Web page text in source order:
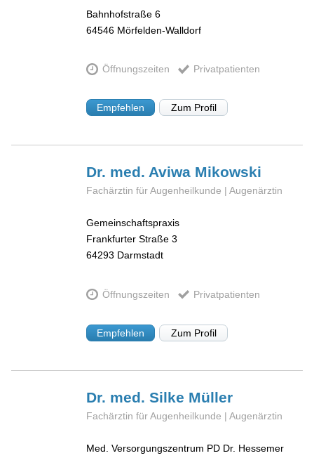
Bahnhofstraße 6
64546 Mörfelden-Walldorf
Öffnungszeiten Privatpatienten
Empfehlen Zum Profil
Dr. med. Aviwa Mikowski
Fachärztin für Augenheilkunde | Augenärztin
Gemeinschaftspraxis
Frankfurter Straße 3
64293 Darmstadt
Öffnungszeiten Privatpatienten
Empfehlen Zum Profil
Dr. med. Silke Müller
Fachärztin für Augenheilkunde | Augenärztin
Med. Versorgungszentrum PD Dr. Hessemer